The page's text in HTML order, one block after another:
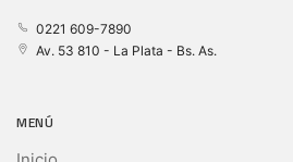
0221 609-7890
Av. 53 810 - La Plata - Bs. As.
MENÚ